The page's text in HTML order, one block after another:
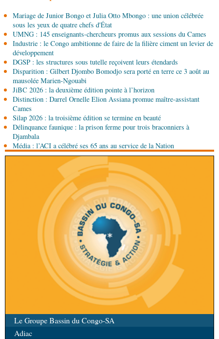
EnvironnementForêts : des techniciens formés à
l'utilisation d'un logiciel d'évaluation des
émissions
08-08-2026 01:15
Afrique-MondeCongo-Mali : les deux pays
envisagent le renforcement de leur coopération
agricole
08-08-2026 01:13
Économie Marché boursier : la Banque postale du
SociétéAccélération du développement: la
République du Congo mise sur sa diaspora
Mariage de Junior Bongo et Julia Otto Mbongo : une union célébrée
sous les yeux de quatre chefs d'État
UMNG : 145 enseignants-chercheurs promus aux sessions du Cames
Industrie : le Congo ambitionne de faire de la filière ciment un levier de
développement
DGSP : les structures sous tutelle reçoivent leurs étendards
Disparition : Gilbert Djombo Bomodjo sera porté en terre ce 3 août au
mausolée Marien-Ngouabi
JiBC 2026 : la deuxième édition pointe à l’horizon
Distinction : Darrel Ornelle Elion Assiana promue maître-assistant
Cames
Silap 2026 : la troisième édition se termine en beauté
Délinquance faunique : la prison ferme pour trois braconniers à
Djambala
Média : l’ACI a célébré ses 65 ans au service de la Nation
Le Groupe Bassin du Congo-SA
Adiac